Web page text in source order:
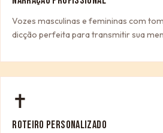
Vozes masculinas e femininas com
dicção perfeita para transmitir sua
✝
ROTEIRO PERSONALIZADO